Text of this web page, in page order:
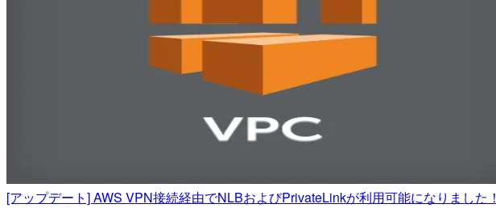
[アップデート] AWS VPN接続経由でNLBおよびPrivateLinkが利用可能になりました！